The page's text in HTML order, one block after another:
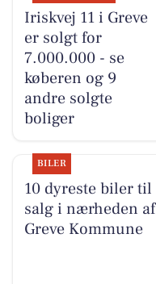
Iriskvej 11 i Greve
er solgt for
7.000.000 - se
køberen og 9
andre solgte
boliger
BILER
10 dyreste biler til
salg i nærheden af
Greve Kommune